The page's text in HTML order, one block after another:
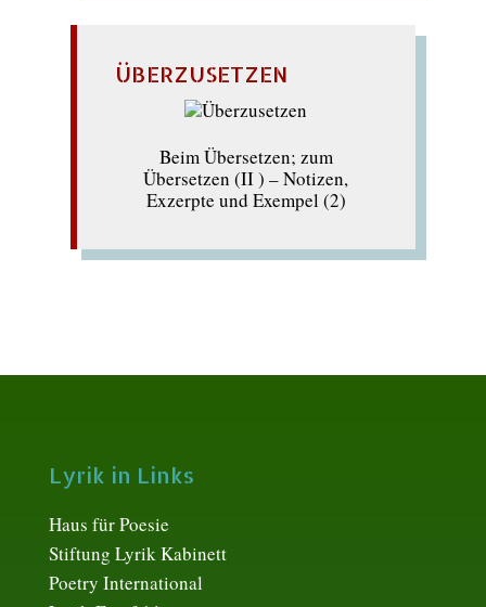
ÜBERZUSETZEN
Beim Übersetzen; zum
Übersetzen (II ) – Notizen,
Exzerpte und Exempel (2)
Lyrik in Links
Haus für Poesie
Stiftung Lyrik Kabinett
Poetry International